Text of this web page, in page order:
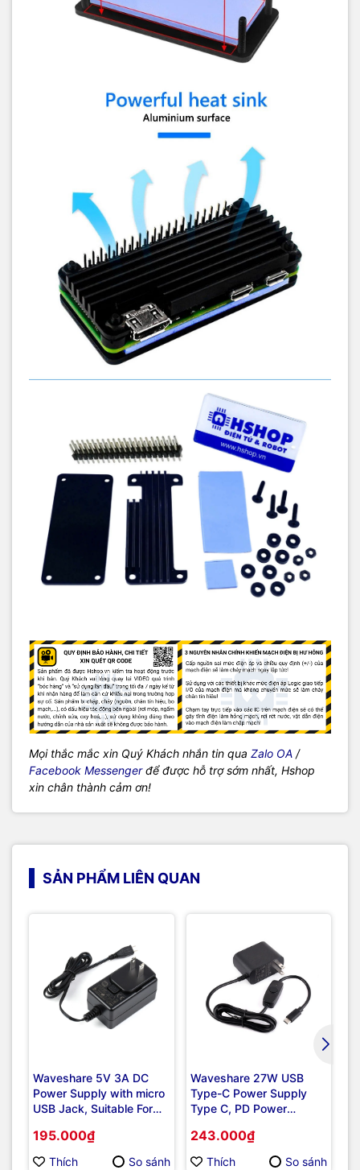
Mọi thắc mắc xin Quý Khách nhắn tin qua Zalo OA /
Facebook Messengerđể được hỗ trợ sớm nhất, Hshop
xin chân thành cảm ơn!
SẢN PHẨM LIÊN QUAN
Waveshare 5V 3A DC
Power Supply with micro
USB Jack, Suitable For
195.000₫
Thích So sánh
Waveshare 27W USB
Type-C Power Supply
Type C, PD Power
Raspberry Pi 5
243.000₫
Thích So sánh